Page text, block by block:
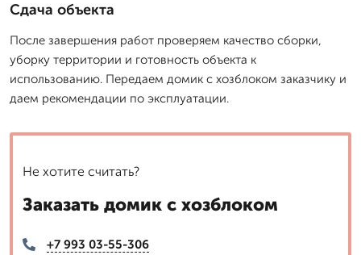
Сдача объекта
После завершения работ проверяем качество сборки,
уборку территории и готовность объекта к
использованию. Передаем домик с хозблоком заказчику и
даем рекомендации по эксплуатации.
Не хотите считать?
Заказать домик с хозблоком
+7 993 03-55-306